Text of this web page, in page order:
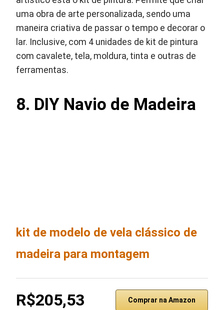
uma obra de arte personalizada, sendo uma
maneira criativa de passar o tempo e decorar o
lar. Inclusive, com 4 unidades de kit de pintura
com cavalete, tela, moldura, tinta e outras de
ferramentas.
8. DIY Navio de Madeira
kit de modelo de vela clássico de
madeira para montagem
R$205,53 Comprar na Amazon